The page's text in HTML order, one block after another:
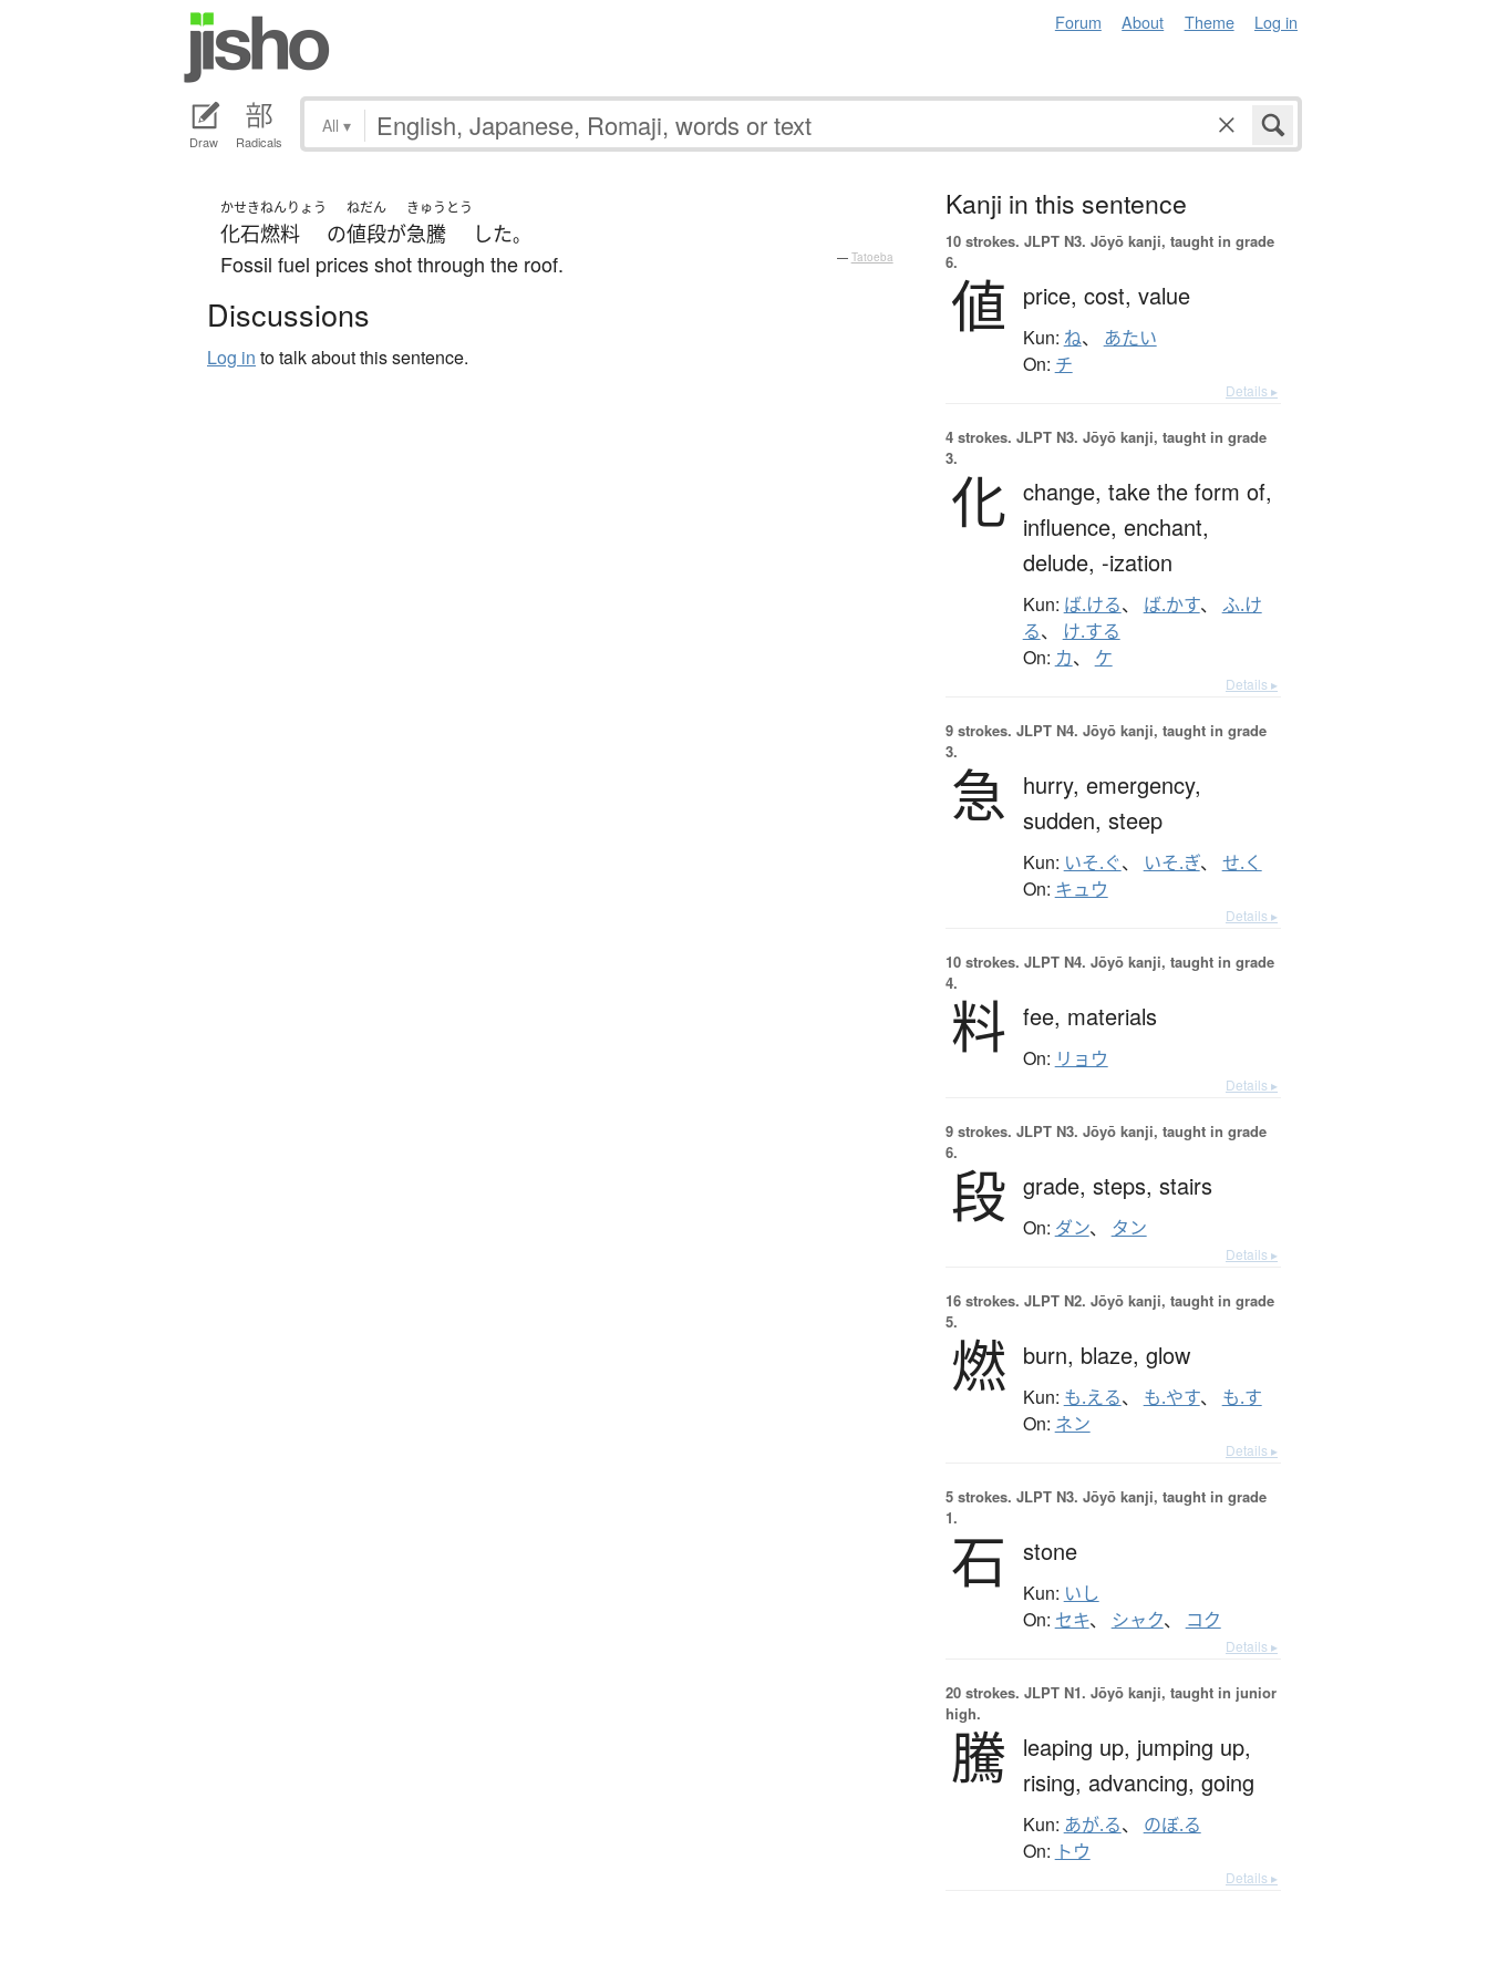
Forum About Theme Log in
Draw Radicals
All ▾
かせきねんりょう
化石燃料 の
ねだん
値段が
きゅうとう
急騰 した。
Fossil fuel prices shot through the roof. — Tatoeba
Discussions
Log in to talk about this sentence.
Kanji in this sentence
10 strokes. JLPT N3. Jōyō kanji, taught in grade
6.
値 price, cost, value
Kun: ね、 あたい
On: チ
Details ▸
4 strokes. JLPT N3. Jōyō kanji, taught in grade
3.
化 change, take the form of,
influence, enchant,
delude, -ization
Kun: ば.ける、 ば.かす、 ふ.け
る、 け.する
On: カ、 ケ
Details ▸
9 strokes. JLPT N4. Jōyō kanji, taught in grade
3.
急 hurry, emergency,
sudden, steep
Kun: いそ.ぐ、 いそ.ぎ、 せ.く
On: キュウ
Details ▸
10 strokes. JLPT N4. Jōyō kanji, taught in grade
4.
料 fee, materials
On: リョウ
Details ▸
9 strokes. JLPT N3. Jōyō kanji, taught in grade
6.
段 grade, steps, stairs
On: ダン、 タン
Details ▸
16 strokes. JLPT N2. Jōyō kanji, taught in grade
5.
燃 burn, blaze, glow
Kun: も.える、 も.やす、 も.す
On: ネン
Details ▸
5 strokes. JLPT N3. Jōyō kanji, taught in grade
1.
石 stone
Kun: いし
On: セキ、 シャク、 コク
Details ▸
20 strokes. JLPT N1. Jōyō kanji, taught in junior
high.
騰 leaping up, jumping up,
rising, advancing, going
Kun: あが.る、 のぼ.る
On: トウ
Details ▸